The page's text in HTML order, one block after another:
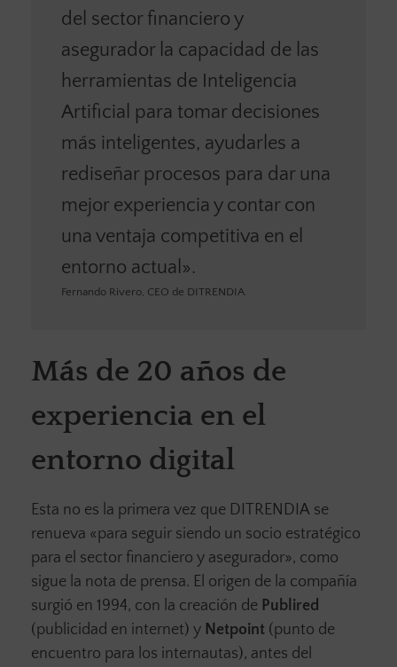
del sector financiero y
asegurador la capacidad de las
herramientas de Inteligencia
Artificial para tomar decisiones
más inteligentes, ayudarles a
rediseñar procesos para dar una
mejor experiencia y contar con
una ventaja competitiva en el
entorno actual».
Fernando Rivero, CEO de DITRENDIA
Más de 20 años de
experiencia en el
entorno digital
Esta no es la primera vez que DITRENDIA se
renueva «para seguir siendo un socio estratégico
para el sector financiero y asegurador», como
sigue la nota de prensa. El origen de la compañía
surgió en 1994, con la creación de Publired
(publicidad en internet) y Netpoint (punto de
encuentro para los internautas), antes del